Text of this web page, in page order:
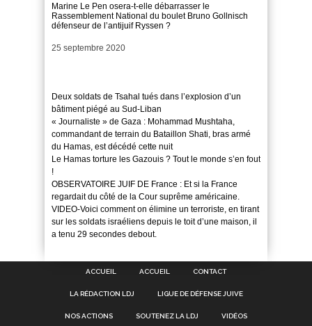
Marine Le Pen osera-t-elle débarrasser le
Rassemblement National du boulet Bruno Gollnisch
défenseur de l’antijuif Ryssen ?
Date
25 septembre 2020
Deux soldats de Tsahal tués dans l’explosion d’un
bâtiment piégé au Sud-Liban
« Journaliste » de Gaza : Mohammad Mushtaha,
commandant de terrain du Bataillon Shati, bras armé
du Hamas, est décédé cette nuit
Le Hamas torture les Gazouis ? Tout le monde s’en fout
!
OBSERVATOIRE JUIF DE France : Et si la France
regardait du côté de la Cour suprême américaine.
VIDEO-Voici comment on élimine un terroriste, en tirant
sur les soldats israéliens depuis le toit d’une maison, il
a tenu 29 secondes debout.
ACCUEIL ACCUEIL CONTACT
LA RÉDACTION LDJ LIGUE DE DÉFENSE JUIVE
NOS ACTIONS SOUTENEZ LA LDJ VIDÉOS